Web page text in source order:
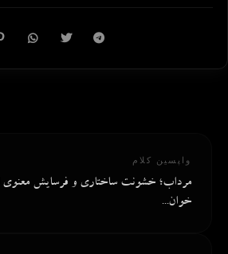
واپسین کلام
مرداب؛ خشونت ساختاری و فرسایش معنوی
خوان...